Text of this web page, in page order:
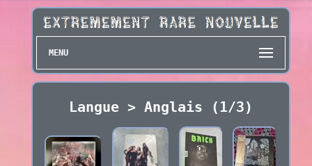
MENU
Langue > Anglais (1/3)